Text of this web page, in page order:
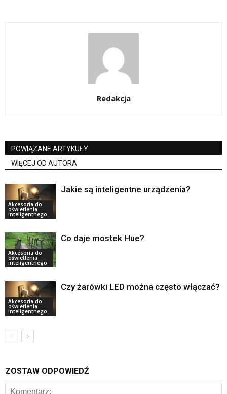
Redakcja
POWIĄZANE ARTYKUŁY
WIĘCEJ OD AUTORA
Akcesoria do
oświetlenia
inteligentnego
Jakie są inteligentne urządzenia?
Akcesoria do
oświetlenia
inteligentnego
Co daje mostek Hue?
Akcesoria do
oświetlenia
inteligentnego
Czy żarówki LED można często włączać?
ZOSTAW ODPOWIEDŹ